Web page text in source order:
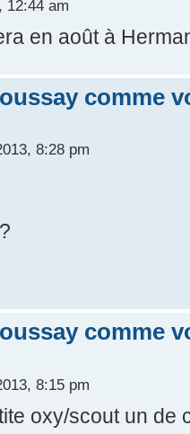
12:44 am
en août à
comme
8:28 pm
comme
8:15 pm
oxy/scout un de